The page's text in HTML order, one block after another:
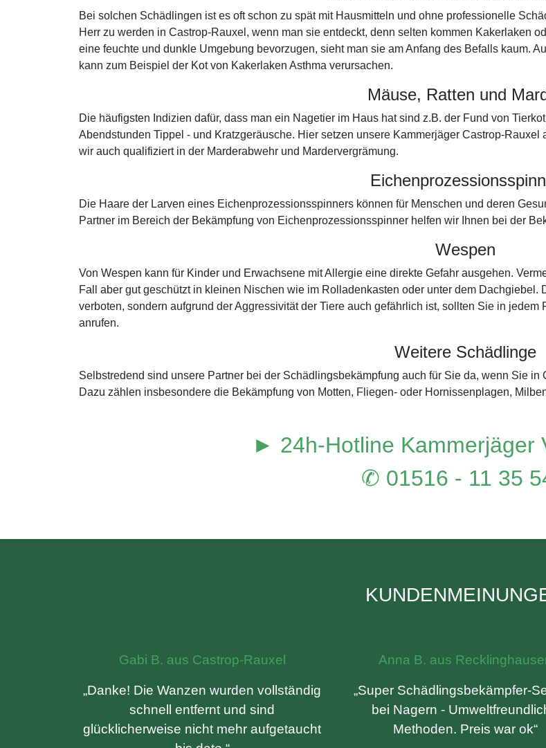
Bei solchen Schädlingen ist es oft schon zu spät mit Hausmitteln und ohne professionelle
Herr zu werden in Castrop-Rauxel, wenn man sie entdeckt, denn selten kommen Kakerlaken
eine feuchte und dunkle Umgebung bevorzugen, sieht man sie am Anfang des Befalls kaum.
kann zum Beispiel der Kot von Kakerlaken Asthma verursachen.
Mäuse, Ratten und
Die häufigsten Indizien dafür, dass man ein Nagetier im Haus hat sind z.B. der Fund von
Abendstunden Tippel - und Kratzgeräusche. Hier setzen unsere Kammerjäger Castrop-
wir auch qualifiziert in der Marderabwehr und Mardervergrämung.
Die Haare der Larven eines Eichenprozessionsspinners können für Menschen und deren
Partner im Bereich der Bekämpfung von Eichenprozessionsspinner helfen wir Ihnen bei der
Wespen
Von Wespen kann für Kinder und Erwachsene mit Allergie eine direkte Gefahr ausgehen.
Fall aber gut geschützt in kleinen Nischen wie im Rolladenkasten oder unter dem
verboten, sondern aufgrund der Aggressivität der Tiere auch gefährlich ist, sollten Sie in
anrufen.
Weitere Schädlinge
Selbstredend sind unsere Partner bei der Schädlingsbekämpfung auch für Sie da, wenn Sie
Dazu zählen insbesondere die Bekämpfung von Motten, Fliegen- oder Hornissenplagen,
► 24h-Hotline Kammerjäger
✆ 01516 - 11 35
Gabi B. aus Castrop-Rauxel
„Danke! Die Wanzen wurden vollständig
schnell entfernt und sind
glücklicherweise nicht mehr aufgetaucht
Anna B. aus
„Super Schädlingsbekämpfer-
bei Nagern -
Methoden. Preis war ok“